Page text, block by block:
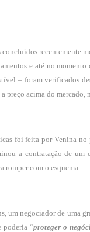
recentemente
e até no
– foram verificados
preço acima do mercado,
foi feita por Venina
a contratação de um
romper com o esquema.
um negociador de uma
poderia “proteger o